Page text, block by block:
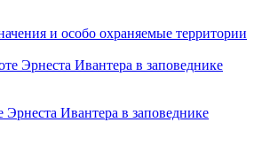
и особо охраняемые территории
Эрнеста Ивантера в заповеднике